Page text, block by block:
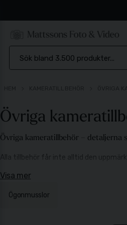
Övriga
Övriga kameratillbehör – detaljerna
Alla tillbehör får inte alltid den
praktiken. I kategorin övriga
kompletterar er utrustning och
resultat.
Visa mer
Ögonmusslor